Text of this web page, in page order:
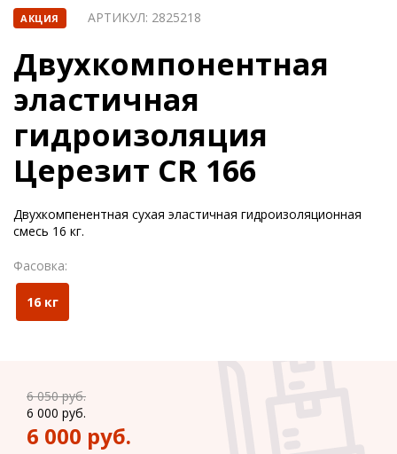
АКЦИЯ АРТИКУЛ: 2825218
Двухкомпонентная
эластичная
гидроизоляция
Церезит CR 166
Двухкомпенентная сухая эластичная гидроизоляционная
смесь 16 кг.
Фасовка:
16 кг
6 050руб.
6 000 руб.
6 000 руб.